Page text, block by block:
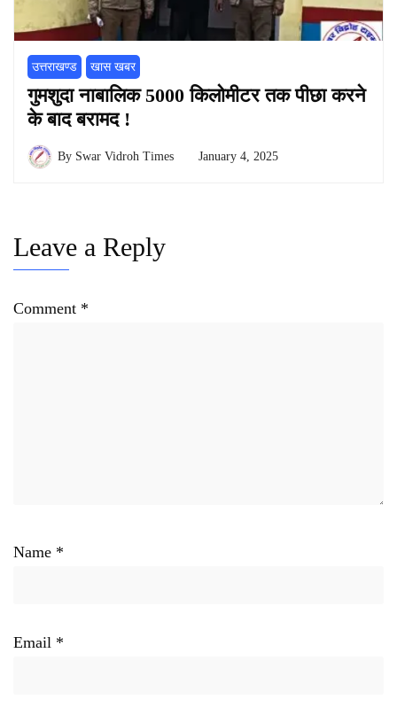
उत्तराखण्ड खास खबर
गुमशुदा नाबालिक 5000 किलोमीटर तक पीछा करने
के बाद बरामद !
By Swar Vidroh Times January 4, 2025
Leave a Reply
Comment *
Name *
Email *